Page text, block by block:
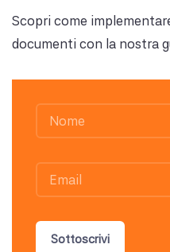
Scopri come
documenti con la nostra
Sottoscrivi